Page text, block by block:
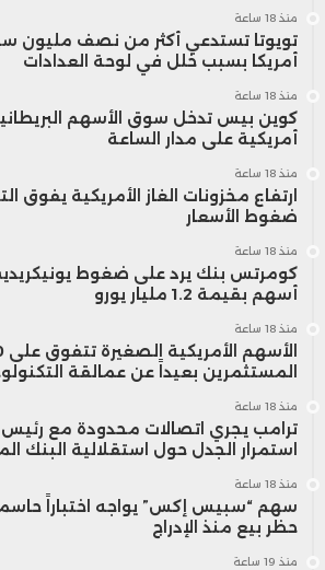
منذ 18 ساعة
تويوتا تستدعي أكثر من نصف مليون
أمريكا بسبب خلل في لوحة العدادات
منذ 18 ساعة
كوين بيس تدخل سوق الأسهم
أمريكية على مدار الساعة
منذ 18 ساعة
ارتفاع مخزونات الغاز الأمريكية يفوق
ضغوط الأسعار
منذ 18 ساعة
كومرتس بنك يرد على ضغوط
أسهم بقيمة 1.2 مليار يورو
منذ 18 ساعة
المستثمرين بعيداً عن عمالقة
منذ 18 ساعة
ترامب يجري اتصالات محدودة مع رئيس
استمرار الجدل حول استقلالية البنك
منذ 18 ساعة
سهم “سبيس إكس” يواجه اختباراً حاسماً
حظر بيع منذ الإدراج
منذ 19 ساعة